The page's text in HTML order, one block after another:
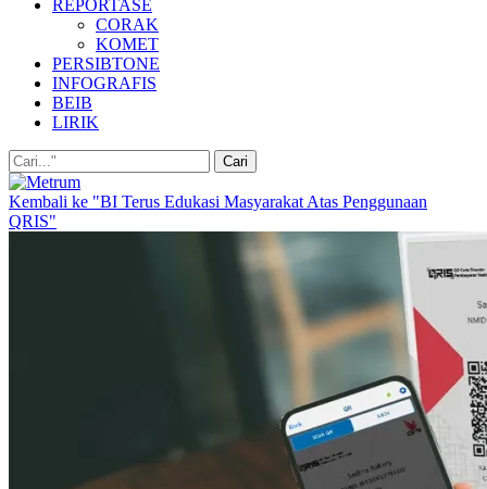
REPORTASE
CORAK
KOMET
PERSIBTONE
INFOGRAFIS
BEIB
LIRIK
Kembali ke "BI Terus Edukasi Masyarakat Atas Penggunaan
QRIS"